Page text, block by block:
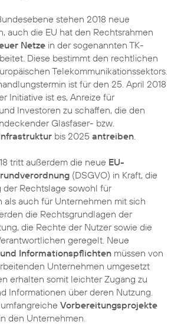
stehen 2018 neue
auch die EU hat den Rechtsrahmen
Netze in der sogenannten TK-
Diese bestimmt den rechtlichen
Telekommunikationssektors.
ist für den 25. April 2018
Initiative ist es, Anreize für
Investoren zu schaffen, die den
Glasfaser- bzw.
bis 2025 antreiben.
tritt außerdem die neue EU-
(DSGVO) in Kraft, die
der Rechtslage sowohl für
als auch für Unternehmen mit sich
die Rechtsgrundlagen der
die Rechte der Nutzer sowie die
geregelt. Neue
Informationspflichten müssen von
Unternehmen umgesetzt
erhalten somit leichter Zugang zu
Informationen über deren Nutzung.
Vorbereitungsprojekte
den Unternehmen.